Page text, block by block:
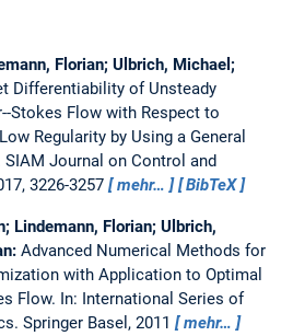
Florian; Ulbrich, Michael;
Differentiability of Unsteady
Stokes Flow with Respect to
Regularity by Using a General
SIAM Journal on Control and
3226-3257 mehr… BibTeX
Lindemann, Florian; Ulbrich,
Advanced Numerical Methods for
with Application to Optimal
Flow. In: International Series of
Springer Basel, 2011
mehr…